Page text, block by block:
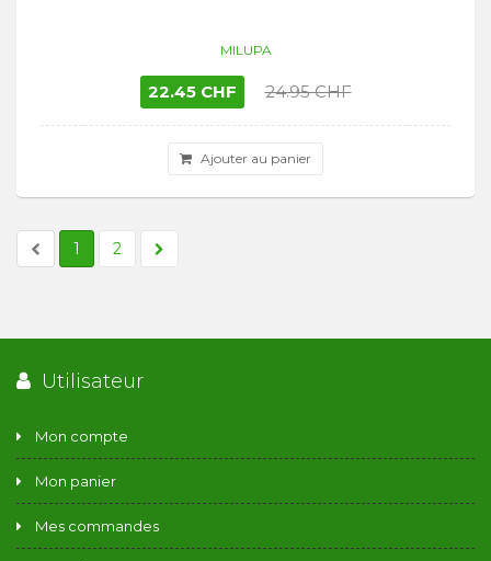
MILUPA
22.45 CHF 24.95 CHF
Ajouter au panier
1 2
Utilisateur
Mon compte
Mon panier
Mes commandes